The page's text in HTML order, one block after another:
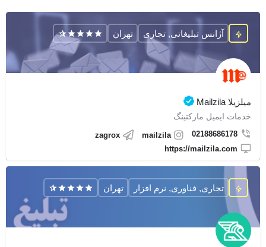
میلزیلا Mailzila
خدمات ایمیل مارکتینگ
02188686178
mailzila
zagrox
https://mailzila.com
آژانس تبلیغاتی, تجاری تهران
تجاری, فناوری, نرم افزار تهران